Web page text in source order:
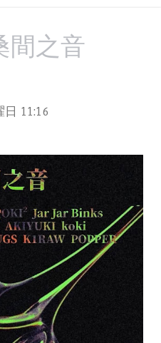
間之音
日 11:16